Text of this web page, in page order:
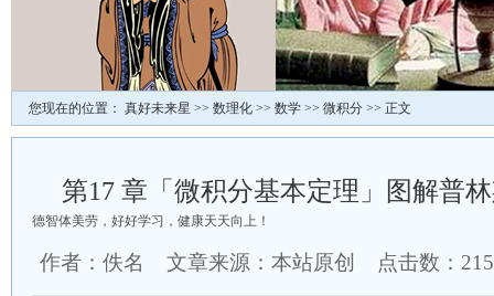
您现在的位置： 真好未来星 >> 数理化 >> 数学 >> 微积分 >> 正文
第17 章「微积分基本定理」图解普
德智体美劳，好好学习，健康天天向上！
作者：佚名 文章来源：本站原创 点击数：